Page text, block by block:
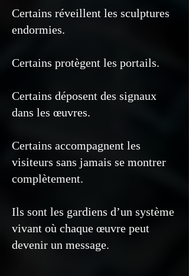
Certains réveillent les sculptures
endormies.
Certains protègent les portails.
Certains déposent des signaux
dans les œuvres.
Certains accompagnent les
visiteurs sans jamais se montrer
complètement.
Ils sont les gardiens d’un système
vivant où chaque œuvre peut
devenir un message.